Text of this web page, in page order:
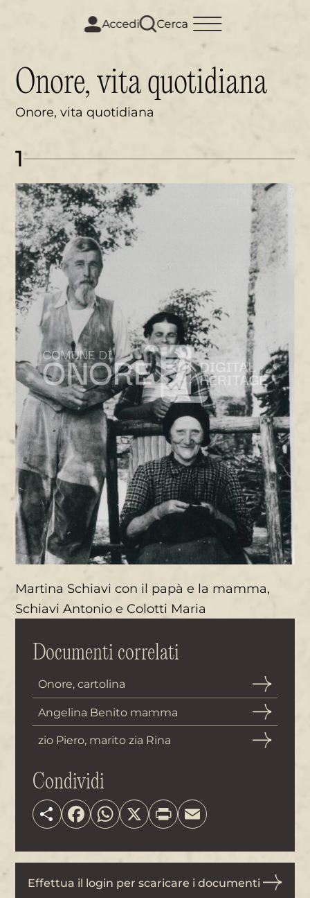
Accedi Cerca
Onore, vita quotidiana
Onore, vita quotidiana
1
Martina Schiavi con il papà e la mamma,
Schiavi Antonio e Colotti Maria
Documenti correlati
Onore, cartolina
Angelina Benito mamma
zio Piero, marito zia Rina
Condividi
ShareFacebookWhatsApp
X PrintEmail
Effettua il login per scaricare i documenti